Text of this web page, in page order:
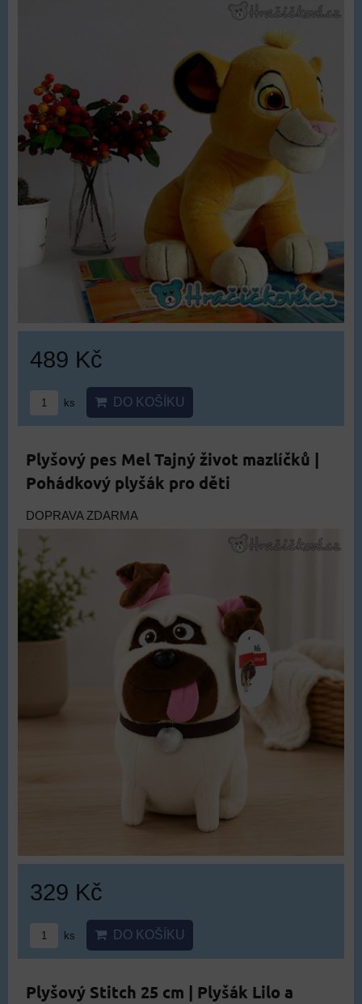
489 Kč
ks DO KOŠÍKU
Plyšový pes Mel Tajný život mazlíčků |
Pohádkový plyšák pro děti
DOPRAVA ZDARMA
329 Kč
ks DO KOŠÍKU
Plyšový Stitch 25 cm | Plyšák Lilo a